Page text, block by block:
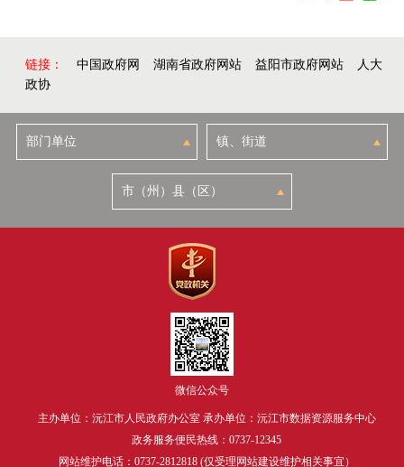
链接： 中国政府网 湖南省政府网站 益阳市政府网站
人大
政协
微信公众号
主办单位：沅江市人民政府办公室 承办单位：沅江市数据资源服务中心
政务服务便民热线：0737-12345
网站维护电话：0737-2812818 (仅受理网站建设维护相关事宜）